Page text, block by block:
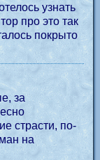
узнать
про это так
покрыто
за
страсти, по-
на